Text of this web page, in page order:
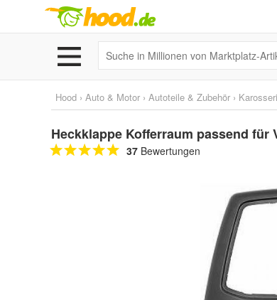
Hood › Auto & Motor › Autoteile & Zubehör ›
Heckklappe Kofferraum passend für
37 Bewertungen